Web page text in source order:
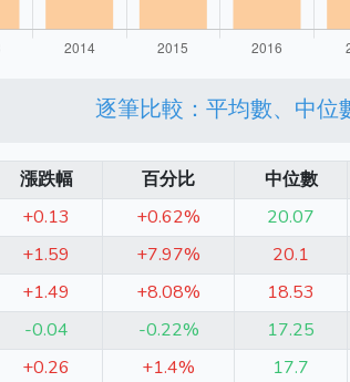
逐筆比較：平均數、中位
漲跌幅 百分比 中位數
+0.13 +0.62% 20.07
+1.59 +7.97% 20.1
+1.49 +8.08% 18.53
-0.04 -0.22% 17.25
+0.26 +1.4% 17.7